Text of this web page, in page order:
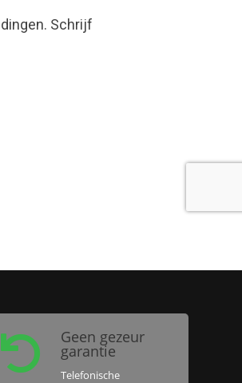
 Geen gezeur
garantie
Telefonische